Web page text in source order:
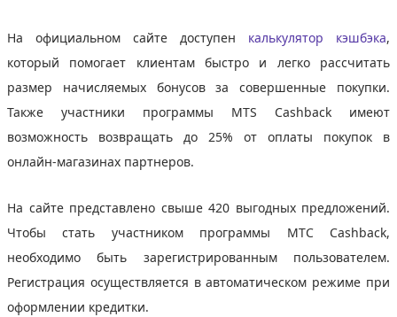
На официальном сайте доступен калькулятор кэшбэка,
который помогает клиентам быстро и легко рассчитать
размер начисляемых бонусов за совершенные покупки.
Также участники программы MTS Cashback имеют
возможность возвращать до 25% от оплаты покупок в
онлайн-магазинах партнеров.
На сайте представлено свыше 420 выгодных предложений.
Чтобы стать участником программы MTС Cashback,
необходимо быть зарегистрированным пользователем.
Регистрация осуществляется в автоматическом режиме при
оформлении кредитки.